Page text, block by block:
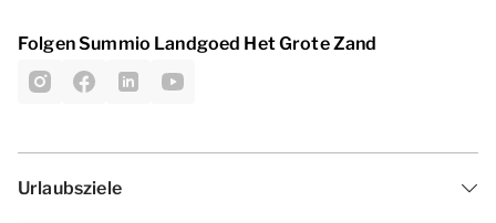
Folgen Summio Landgoed Het Grote Zand
Urlaubsziele